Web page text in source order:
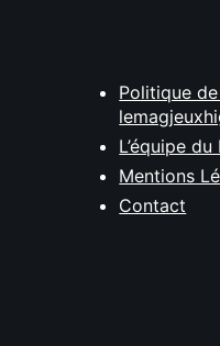
Politique
L’équipe
Mentions
Contact